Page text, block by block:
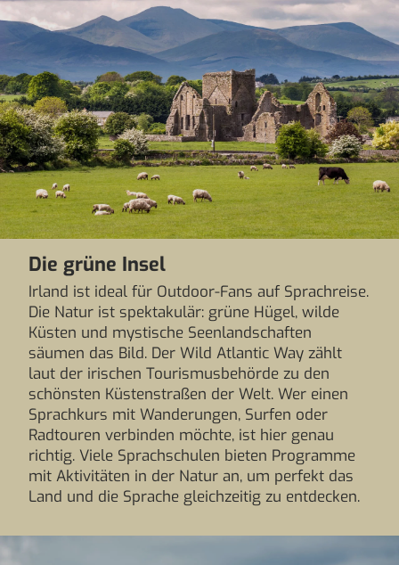
Die grüne Insel
Irland ist ideal für Outdoor-Fans auf Sprachreise.
Die Natur ist spektakulär: grüne Hügel, wilde
Küsten und mystische Seenlandschaften
säumen das Bild. Der Wild Atlantic Way zählt
laut der irischen Tourismusbehörde zu den
schönsten Küstenstraßen der Welt. Wer einen
Sprachkurs mit Wanderungen, Surfen oder
Radtouren verbinden möchte, ist hier genau
richtig. Viele Sprachschulen bieten Programme
mit Aktivitäten in der Natur an, um perfekt das
Land und die Sprache gleichzeitig zu entdecken.